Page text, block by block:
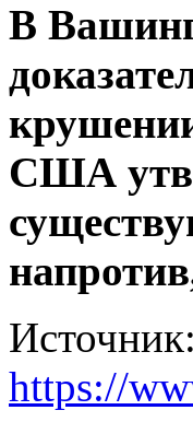
В
США
Источник:
https://